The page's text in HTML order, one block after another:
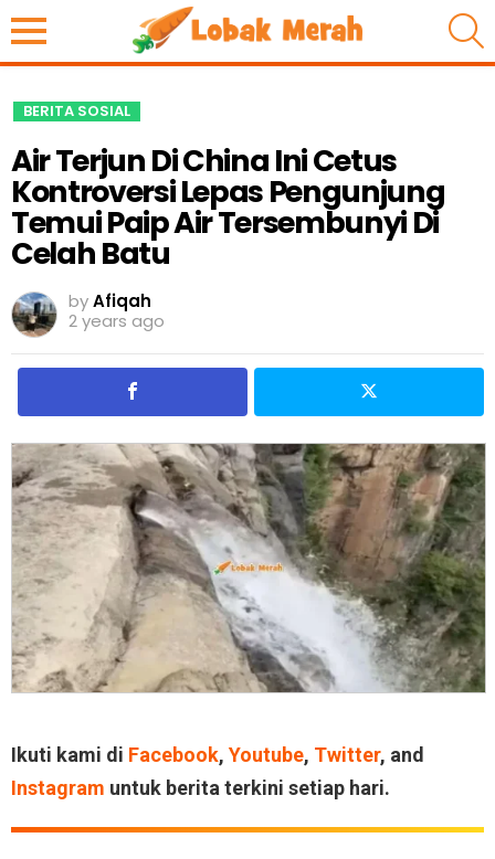
BERITA SOSIAL
Air Terjun Di China Ini Cetus
Kontroversi Lepas Pengunjung
Temui Paip Air Tersembunyi Di
Celah Batu
byAfiqah
2 years ago
Ikuti kami di Facebook, Youtube, Twitter, and
Instagram untuk berita terkini setiap hari.